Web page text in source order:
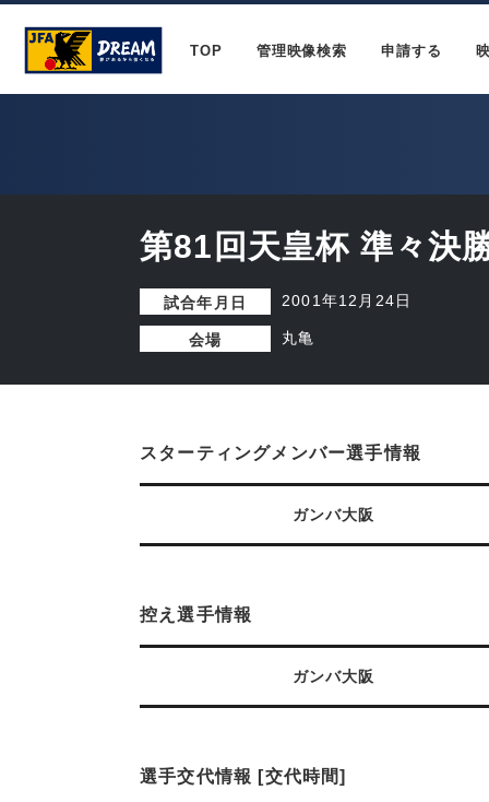
TOP 管理映像検索 申請する
第81回天皇杯 準々決
試合年月日 2001年12月24日
会場 丸亀
スターティングメンバー選手情報
ガンバ大阪
控え選手情報
ガンバ大阪
選手交代情報 [交代時間]